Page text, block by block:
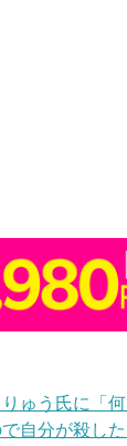
ゅう氏に「
自分が殺し